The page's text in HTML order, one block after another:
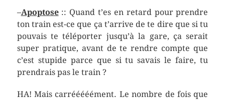
–Apoptose:: Quand t’es en retard pour prendre
ton train est-ce que ça t’arrive de te dire que si tu
pouvais te téléporter jusqu’à la gare, ça serait
super pratique, avant de te rendre compte que
c’est stupide parce que si tu savais le faire, tu
prendrais pas le train ?
HA! Mais carrééééément. Le nombre de fois que